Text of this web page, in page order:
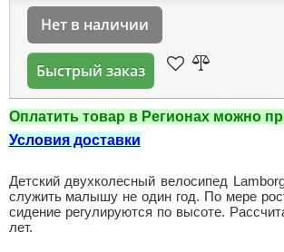
Нет в наличии
Быстрый заказ
Оплатить товар в Регионах можно
Условия доставки
Детский двухколесный велосипед
служить малышу не один год. По мере
сидение регулируются по высоте.
лет.